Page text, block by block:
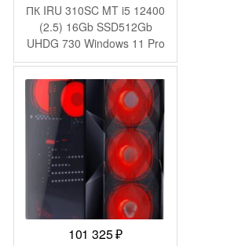
ПК IRU 310SC MT i5 12400
(2.5) 16Gb SSD512Gb
UHDG 730 Windows 11 Pro
GbitEth 200W черный
(1969065)
101 325₽